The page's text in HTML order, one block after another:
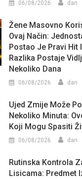
06/08/2026 dan
Žene Masovno
Ovaj Način:
Postao Je Pravi Hit
Razlika Postaje
Nekoliko Dana
06/08/2026 dan
Ujed Zmije Može
Nekoliko Minuta:
Koji Mogu Spasiti
06/08/2026 dan
Rutinska Kontrola
Lisicama: Predmet